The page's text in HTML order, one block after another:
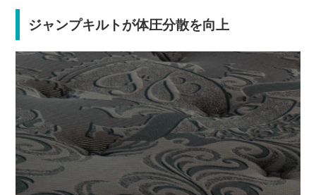
ジャンプキルトが体圧分散を向上